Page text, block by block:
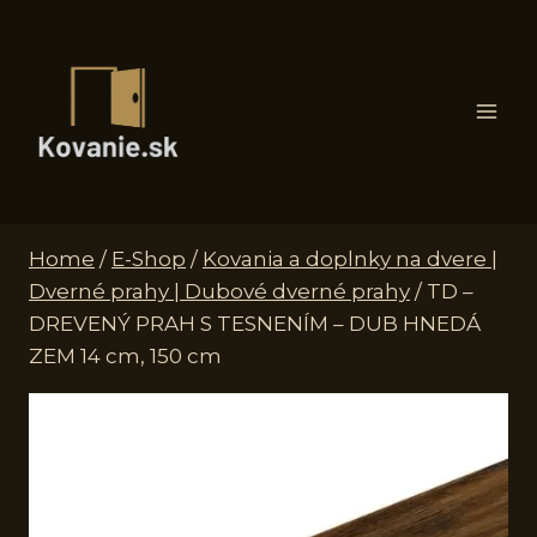
Home / E-Shop / Kovania a doplnky na dvere |
Dverné prahy | Dubové dverné prahy / TD –
DREVENÝ PRAH S TESNENÍM – DUB HNEDÁ
ZEM 14 cm, 150 cm